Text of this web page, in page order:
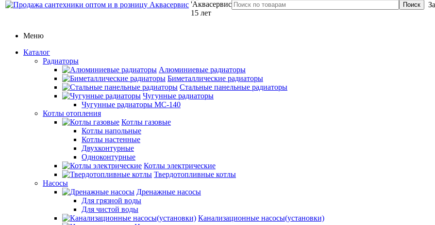
Меню
Каталог
Радиаторы
Алюминиевые радиаторы
Биметаллические радиаторы
Стальные панельные радиаторы
Чугунные радиаторы
Чугунные радиаторы МС-140
Котлы отопления
Котлы газовые
Котлы напольные
Котлы настенные
Двухконтурные
Одноконтурные
Котлы электрические
Твердотопливные котлы
Насосы
Дренажные насосы
Для грязной воды
Для чистой воды
Канализационные насосы(установки)